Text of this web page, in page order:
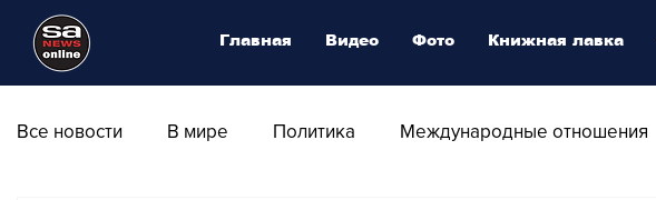
Все новости В мире Политика Международные отношения
Главная Видео Фото Книжная лавка